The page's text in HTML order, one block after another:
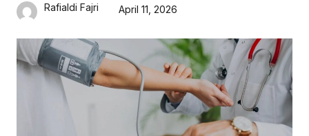
Rafialdi Fajri April 11, 2026